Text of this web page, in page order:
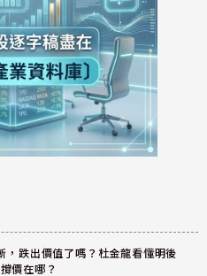
跌出價值了嗎？杜金龍看懂明後
價在哪？